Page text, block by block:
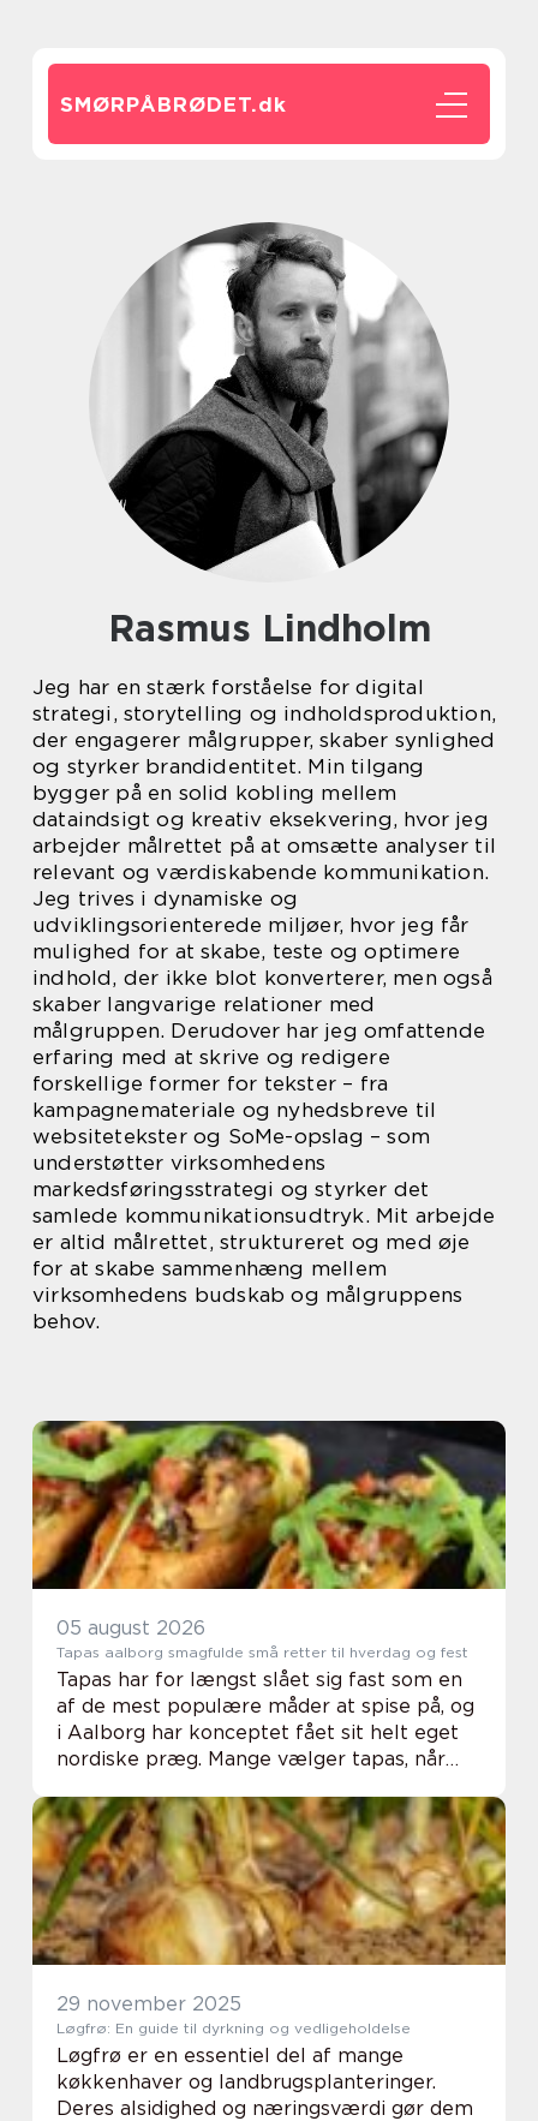
SMØRPÅBRØDET.dk
Rasmus Lindholm
Jeg har en stærk forståelse for digital
strategi, storytelling og indholdsproduktion,
der engagerer målgrupper, skaber synlighed
og styrker brandidentitet. Min tilgang
bygger på en solid kobling mellem
dataindsigt og kreativ eksekvering, hvor jeg
arbejder målrettet på at omsætte analyser til
relevant og værdiskabende kommunikation.
Jeg trives i dynamiske og
udviklingsorienterede miljøer, hvor jeg får
mulighed for at skabe, teste og optimere
indhold, der ikke blot konverterer, men også
skaber langvarige relationer med
målgruppen. Derudover har jeg omfattende
erfaring med at skrive og redigere
forskellige former for tekster – fra
kampagnemateriale og nyhedsbreve til
websitetekster og SoMe-opslag – som
understøtter virksomhedens
markedsføringsstrategi og styrker det
samlede kommunikationsudtryk. Mit arbejde
er altid målrettet, struktureret og med øje
for at skabe sammenhæng mellem
virksomhedens budskab og målgruppens
behov.
05 august 2026
Tapas aalborg smagfulde små retter til hverdag og fest
Tapas har for længst slået sig fast som en
af de mest populære måder at spise på, og
i Aalborg har konceptet fået sit helt eget
nordiske præg. Mange vælger tapas, når
gennemtænkt, og når gæsterne gerne må
gå fra bordet...
29 november 2025
Løgfrø: En guide til dyrkning og vedligeholdelse
Løgfrø er en essentiel del af mange
køkkenhaver og landbrugsplanteringer.
Deres alsidighed og næringsværdi gør dem